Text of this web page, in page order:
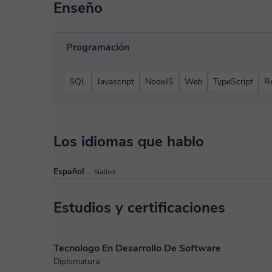
Enseño
Programación
SQL Javascript NodeJS Web TypeScript
Los idiomas que hablo
Español Nativo
Estudios y certificaciones
Tecnologo En Desarrollo De Software
Diplomatura